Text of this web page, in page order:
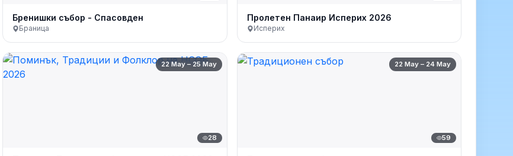
Бренишки събор - Спасовден
Браница
Пролетен Панаир Исперих 2026
Исперих
22 May – 25 May
28
22 May – 24 May
59